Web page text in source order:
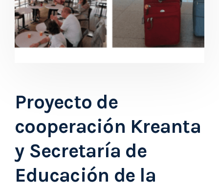
Proyecto de
cooperación Kreanta
y Secretaría de
Educación de la